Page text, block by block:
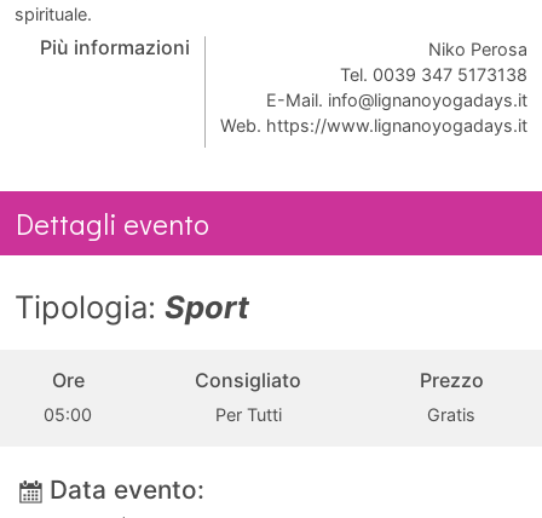
spirituale.
Più informazioni
Niko Perosa
Tel. 0039 347 5173138
E-Mail. info@lignanoyogadays.it
Web. https://www.lignanoyogadays.it
Dettagli evento
Tipologia: Sport
Ore
05:00
Consigliato
Per Tutti
Prezzo
Gratis
Data evento: